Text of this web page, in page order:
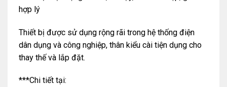
hợp lý
Thiết bị được sử dụng rộng rãi trong hệ thống điện
dân dụng và công nghiệp, thân kiểu cài tiện dụng cho
thay thế và lắp đặt.
***Chi tiết tại: